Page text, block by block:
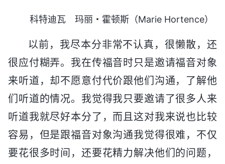
科特迪瓦 玛丽・霍顿斯（Marie Hortence）
以前，我尽本分非常不认真，很懒散，还
很应付糊弄。我在传福音时只是邀请福音对象
来听道，却不愿意付代价跟他们沟通，了解他
们听道的情况。我觉得我只要邀请了很多人来
听道我就尽好本分了，而且这对我来说也比较
容易，但是跟福音对象沟通我觉得很难，不仅
要花很多时间，还要花精力解决他们的问题，